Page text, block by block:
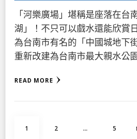
「河樂廣場」堪稱是座落在台
湖」！不只可以戲水還能欣賞
為台南市有名的「中國城地下
重新改建為台南市最大親水公
READ MORE
PAGE
1 PAGE
2 ... PAGE
5